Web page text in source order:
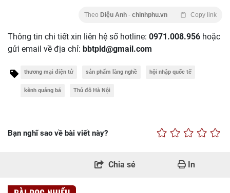
Theo Diệu Anh - chinhphu.vn Copy link
Thông tin chi tiết xin liên hệ số hotline: 0971.008.956 hoặc
gửi email về địa chỉ: bbtpld@gmail.com
thương mại điện tử sản phẩm làng nghề hội nhập quốc tế
kênh quảng bá Thủ đô Hà Nội
Bạn nghĩ sao về bài viết này?
Chia sẻ In